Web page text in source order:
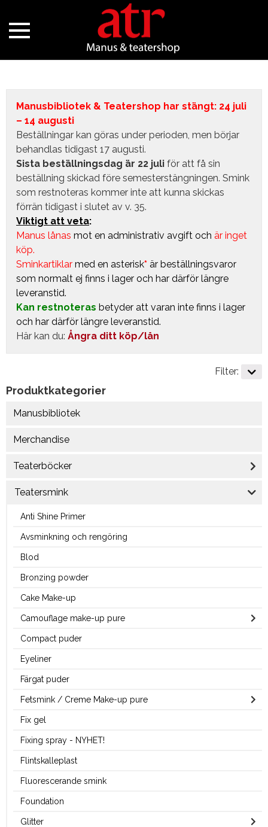
Manusbibliotek & Teatershop har stängt: 24 juli
– 14 augusti
Beställningar kan göras under perioden, men börjar
behandlas tidigast 17 augusti.
Sista beställningsdag är 22 juli för att få sin
beställning skickad före semesterstängningen. Smink
som restnoteras kommer inte att kunna skickas
förrän tidigast i slutet av v. 35.
Viktigt att veta:
Manus lånas mot en administrativ avgift och är inget
köp.
Sminkartiklar med en asterisk* är beställningsvaror
som normalt ej finns i lager och har därför längre
leveranstid.
Kan restnoteras betyder att varan inte finns i lager
och har därför längre leveranstid.
Här kan du: Ångra ditt köp/lån
Produktkategorier
Manusbibliotek
Merchandise
Teaterböcker
Teatersmink
Anti Shine Primer
Avsminkning och rengöring
Blod
Bronzing powder
Cake Make-up
Camouflage make-up pure
Compact puder
Eyeliner
Färgat puder
Fetsmink / Creme Make-up pure
Fix gel
Fixing spray - NYHET!
Flintskalleplast
Fluorescerande smink
Foundation
Glitter
Filter: